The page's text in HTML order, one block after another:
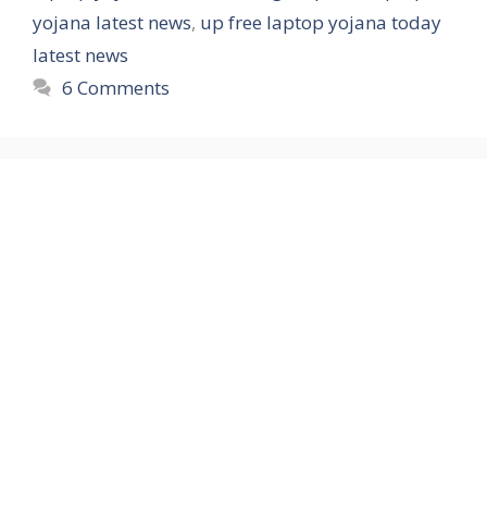
yojana latest news, up free laptop yojana today
latest news
6 Comments